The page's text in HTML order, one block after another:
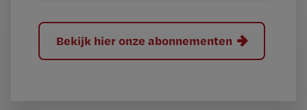
Bekijk hier onze abonnementen